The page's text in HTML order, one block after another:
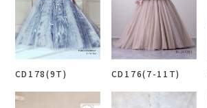
CD178(9T) CD176(7-11T)